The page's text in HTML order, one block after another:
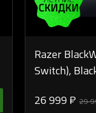
Razer
Switch),
26 999 ₽ 29